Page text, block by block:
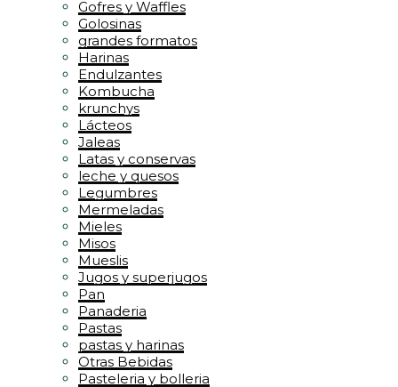
Gofres y Waffles
Golosinas
grandes formatos
Harinas
Endulzantes
Kombucha
krunchys
Lácteos
Jaleas
Latas y conservas
leche y quesos
Legumbres
Mermeladas
Mieles
Misos
Mueslis
Jugos y superjugos
Pan
Panaderia
Pastas
pastas y harinas
Otras Bebidas
Pasteleria y bolleria